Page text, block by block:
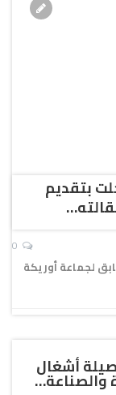
بتقديم
لجماعة أوريكة
أشغال